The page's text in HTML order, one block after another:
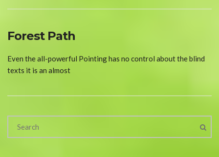
Forest Path
Even the all-powerful Pointing has no control about the blind
texts it is an almost